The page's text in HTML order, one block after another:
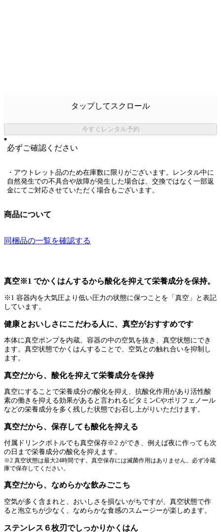
タップしてスクロール
今すぐレンタル予約
必ずご確認ください
・アウトレット品のため在庫数に限りがございます。レンタル中に
自然発生での不具合や故障が発生した場合は、交換ではなく一部返
金にてご対応させていただく場合もございます。
商品について
同梱品の一覧を確認する
真空※1 でかくはんするから酸化を抑えて栄養成分を保持。
※1 容器内を大気圧より低い圧力の状態に保つことを「真空」と表記
しています。
健康とおいしさにこだわる人に、真空がおすすめです
本体に真空ポンプを内蔵。容器の中の空気を抜き、真空状態にでき
ます。真空状態でかくはんすることで、空気との触れ合いを抑制し
ます。
真空だから、酸化を抑えて栄養成分を保持
真空にすることで栄養成分の酸化を抑え、抗酸化作用があり活性酸
素の働きを抑える効果があると言われるビタミンCやポリフェノール
などの栄養成分を多く残した状態でお召し上がりいただけます。
真空だから、保存しても酸化を抑える
付属ドリンクボトルでも真空保存※2 ができ、例えば夜に作っても次
の日まで栄養成分の酸化を抑えます。
※2 真空状態は最大24時間です。真空保存には滅菌作用はありません。必ず冷蔵
庫で保存してください。
真空だから、なめらかな飲みごこち
空気が多く含まれと、おいしさを損ないがちですが、真空状態で作
ると泡立ちが少なく、なめらかな食感のスムージーが楽しめます。
ステンレス６枚刃でしっかりかくはん